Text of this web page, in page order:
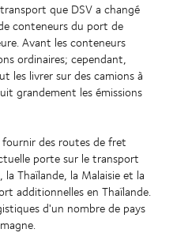
que DSV a changé
conteneurs du port de
Avant les conteneurs
ordinaires; cependant,
les livrer sur des camions à
grandement les émissions
fournir des routes de fret
porte sur le transport
la Thaïlande, la Malaisie et la
additionnelles en Thaïlande.
d'un nombre de pays